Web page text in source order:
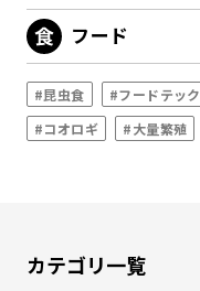
フード
#昆虫食 #フードテック
#コオロギ
#大量繁殖
カテゴリ一覧